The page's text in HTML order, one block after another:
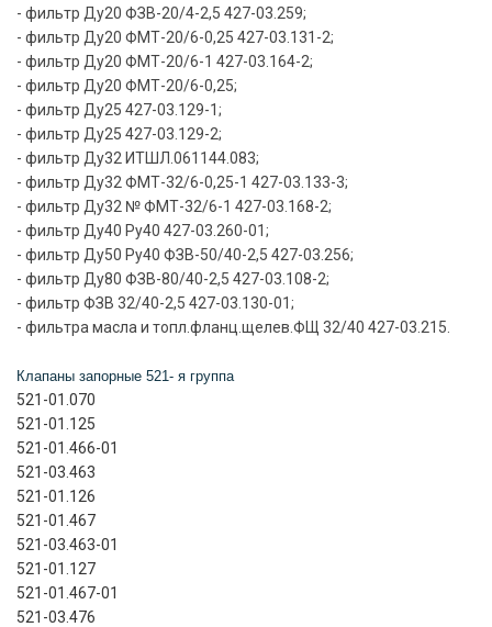
- фильтр Ду20 ФЗВ-20/4-2,5 427-03.259;
- фильтр Ду20 ФМТ-20/6-0,25 427-03.131-2;
- фильтр Ду20 ФМТ-20/6-1 427-03.164-2;
- фильтр Ду20 ФМТ-20/6-0,25;
- фильтр Ду25 427-03.129-1;
- фильтр Ду25 427-03.129-2;
- фильтр Ду32 ИТШЛ.061144.083;
- фильтр Ду32 ФМТ-32/6-0,25-1 427-03.133-3;
- фильтр Ду32 № ФМТ-32/6-1 427-03.168-2;
- фильтр Ду40 Ру40 427-03.260-01;
- фильтр Ду50 Ру40 ФЗВ-50/40-2,5 427-03.256;
- фильтр Ду80 ФЗВ-80/40-2,5 427-03.108-2;
- фильтр ФЗВ 32/40-2,5 427-03.130-01;
- фильтра масла и топл.фланц.щелев.ФЩ 32/40 427-03.215.
Клапаны запорные 521- я группа
521-01.070
521-01.125
521-01.466-01
521-03.463
521-01.126
521-01.467
521-03.463-01
521-01.127
521-01.467-01
521-03.476